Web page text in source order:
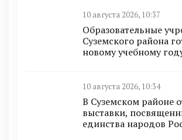
10 августа 2026, 10:37
Образовательные
Суземского района
новому учебному
10 августа 2026, 10:34
В Суземском районе
выставки,
единства народов